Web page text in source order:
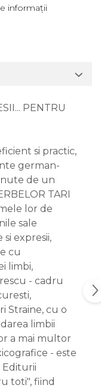
informații
PENTRU
si practic,
german-
de un
TARI
lor de
sale
expresii,
cu
limbi,
- cadru
Straine, cu o
limbii
a mai multor
- este
Editurii
toti", fiind